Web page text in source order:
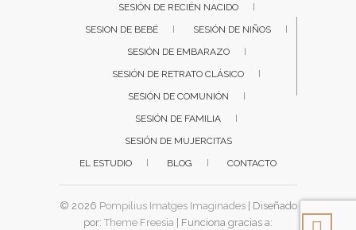
SESIÓN DE RECIÉN NACIDO
SESION DE BEBÉ
SESIÓN DE NIÑOS
SESIÓN DE EMBARAZO
SESIÓN DE RETRATO CLÁSICO
SESIÓN DE COMUNIÓN
SESIÓN DE FAMILIA
SESIÓN DE MUJERCITAS
EL ESTUDIO
BLOG CONTACTO
© 2026 Pompilius Imatges Imaginades| Diseñado
por: Theme Freesia | Funciona gracias a: